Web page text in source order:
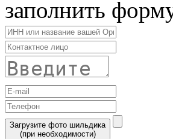
заполнить
Загрузите фото шильдика
(при необходимости)